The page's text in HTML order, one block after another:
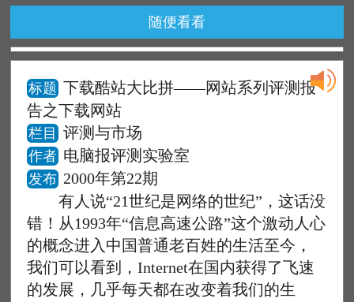
随便看看
标题 下载酷站大比拼——网站系列评测报
告之下载网站
栏目 评测与市场
作者 电脑报评测实验室
发布 2000年第22期
有人说“21世纪是网络的世纪”，这话没
错！从1993年“信息高速公路”这个激动人心
的概念进入中国普通老百姓的生活至今，
我们可以看到，Internet在国内获得了飞速
的发展，几乎每天都在改变着我们的生